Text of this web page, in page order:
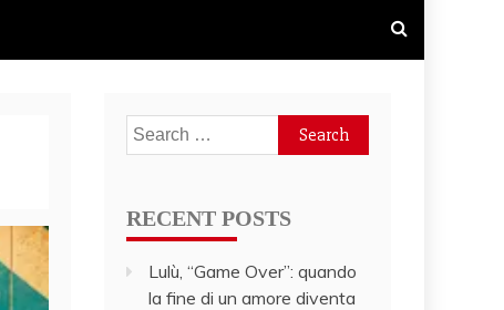
Search
for:
RECENT POSTS
Lulù, “Game Over”: quando
la fine di un amore diventa